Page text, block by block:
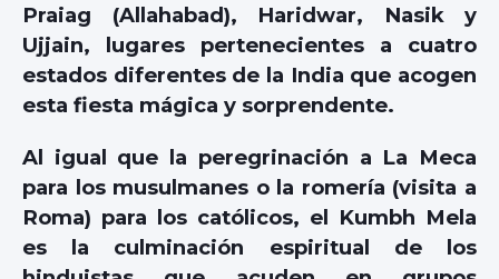
Praiag (Allahabad), Haridwar, Nasik y
Ujjain, lugares pertenecientes a cuatro
estados diferentes de la India que acogen
esta fiesta mágica y sorprendente.
Al igual que la peregrinación a La Meca
para los musulmanes o la romería (visita a
Roma) para los católicos, el Kumbh Mela
es la culminación espiritual de los